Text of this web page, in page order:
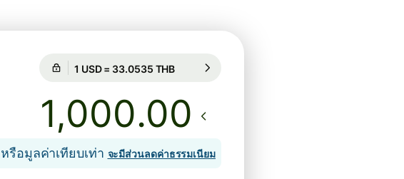
การันตีเรทนี้เป็นเวลา 11 ชม.
.00
รือมูลค่าเทียบเท่า จะมีส่วนลดค่าธรรมเนียม